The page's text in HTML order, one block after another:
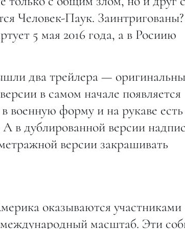
Человек-Паук. Заинтригованы?
5 мая 2016 года, а в Росиию
два трейлера —
в самом начале появляется
форму и на рукаве есть
в дублированной версии
версии закрашивать
оказываются участниками
масштаб. Эти